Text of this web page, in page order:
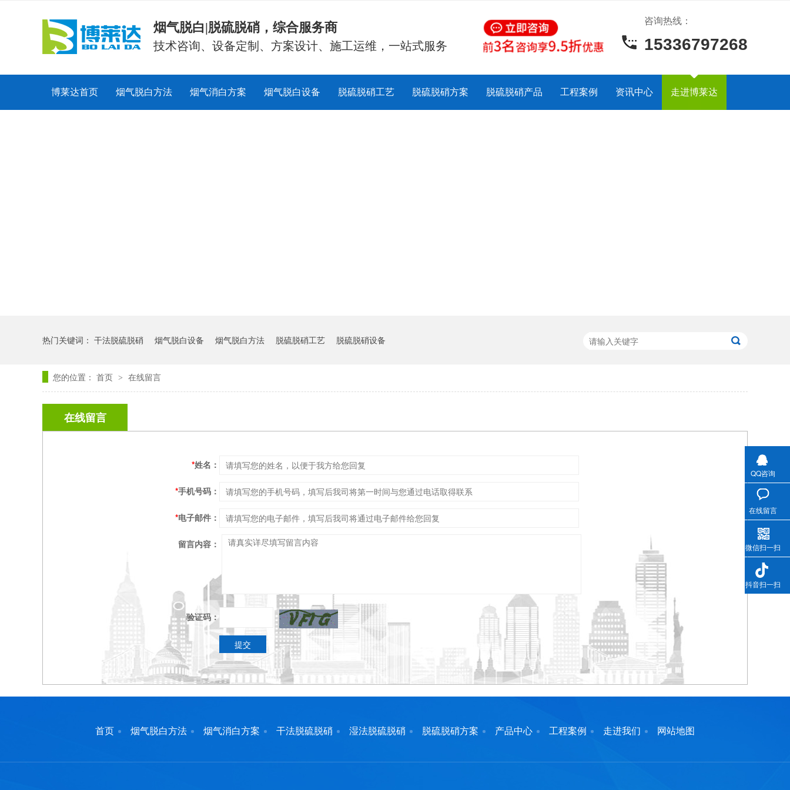
烟气脱白|脱硫脱硝，综合服务商
技术咨询、设备定制、方案设计、施工运维，一站式服务
咨询热线：
15336797268
博莱达首页 烟气脱白方法 烟气消白方案 烟气脱白设备 脱硫脱硝工艺 脱硫脱硝方案 脱硫脱硝产品 工程案例 资讯中心 走进博莱达
热门关键词： 干法脱硫脱硝 烟气脱白设备 烟气脱白方法 脱硫脱硝工艺 脱硫脱硝设备
您的位置： 首页 > 在线留言
在线留言
*姓名：
*手机号码：
*电子邮件：
留言内容：
验证码：
首页 烟气脱白方法 烟气消白方案 干法脱硫脱硝 湿法脱硫脱硝 脱硫脱硝方案 产品中心 工程案例 走进我们 网站地图
QQ咨询
在线留言
微信扫一扫
抖音扫一扫